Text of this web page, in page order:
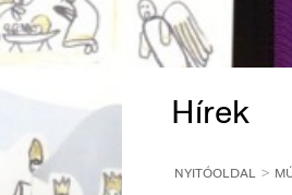
Hírek
NYITÓOLDAL